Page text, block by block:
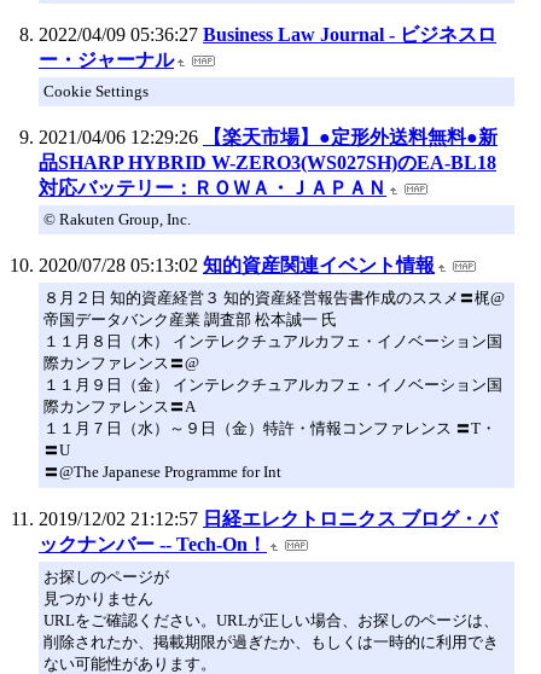
2022/04/09 05:36:27 Business Law Journal - ビジネスロ
ー・ジャーナル
Cookie Settings
2021/04/06 12:29:26
【楽天市場】●定形外送料無料●新
品SHARP HYBRID W-ZERO3(WS027SH)のEA-BL18
対応バッテリー：ＲＯＷＡ・ＪＡＰＡＮ
© Rakuten Group, Inc.
2020/07/28 05:13:02 知的資産関連イベント情報
８月２日 知的資産経営３ 知的資産経営報告書作成のススメ〓梶@
帝国データバンク産業 調査部 松本誠一 氏
１１月８日（木） インテレクチュアルカフェ・イノベーション国
際カンファレンス〓@
１１月９日（金） インテレクチュアルカフェ・イノベーション国
際カンファレンス〓A
１１月７日（水）～９日（金）特許・情報コンファレンス 〓T・
〓U
〓@The Japanese Programme for Int
2019/12/02 21:12:57 日経エレクトロニクス ブログ・バ
ックナンバー -- Tech-On！
お探しのページが
見つかりません
URLをご確認ください。URLが正しい場合、お探しのページは、
削除されたか、掲載期限が過ぎたか、もしくは一時的に利用でき
ない可能性があります。